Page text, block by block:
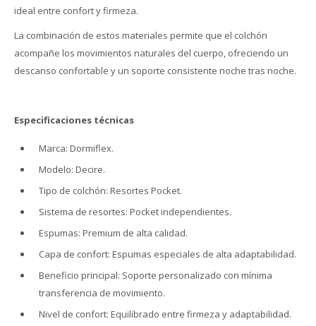
ideal entre confort y firmeza.
La combinación de estos materiales permite que el colchón
acompañe los movimientos naturales del cuerpo, ofreciendo un
descanso confortable y un soporte consistente noche tras noche.
Especificaciones técnicas
Marca: Dormiflex.
Modelo: Decire.
Tipo de colchón: Resortes Pocket.
Sistema de resortes: Pocket independientes.
Espumas: Premium de alta calidad.
Capa de confort: Espumas especiales de alta adaptabilidad.
Beneficio principal: Soporte personalizado con mínima
transferencia de movimiento.
Nivel de confort: Equilibrado entre firmeza y adaptabilidad.